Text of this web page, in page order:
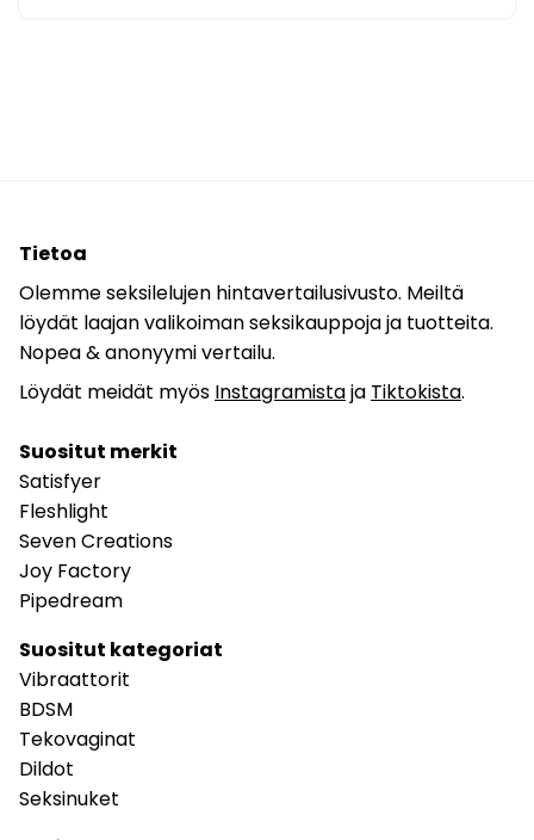
Tietoa
Olemme seksilelujen hintavertailusivusto. Meiltä
löydät laajan valikoiman seksikauppoja ja tuotteita.
Nopea & anonyymi vertailu.
Löydät meidät myös Instagramistaja Tiktokista.
Suositut merkit
Satisfyer
Fleshlight
Seven Creations
Joy Factory
Pipedream
Suositut kategoriat
Vibraattorit
BDSM
Tekovaginat
Dildot
Seksinuket